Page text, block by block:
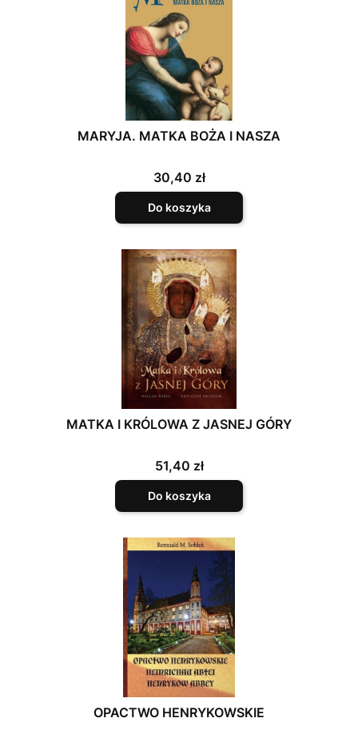
MARYJA. MATKA BOŻA I NASZA
Cena
30,40 zł
Do koszyka
MATKA I KRÓLOWA Z JASNEJ GÓRY
Cena
51,40 zł
Do koszyka
OPACTWO HENRYKOWSKIE